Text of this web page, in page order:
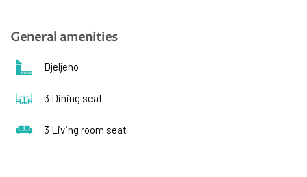
General amenities
Djeljeno
3 Dining seat
3 Living room seat